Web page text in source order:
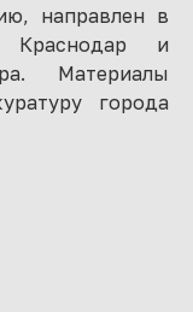
направлен в
и
Материалы
города